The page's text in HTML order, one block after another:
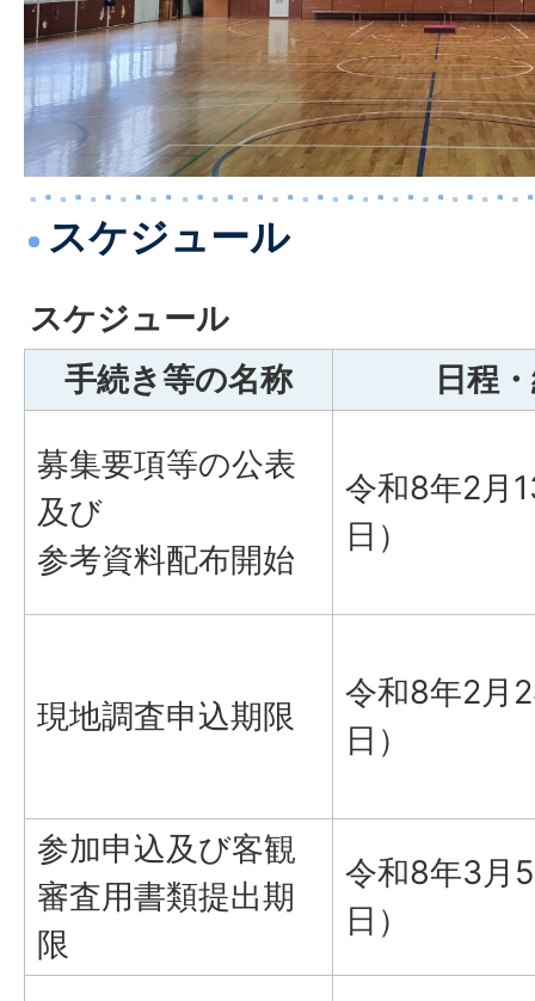
スケジュール
スケジュール
手続き等の名称
日程
募集要項等の公表
及び
参考資料配布開始
令和8年2月
日）
現地調査申込期限
令和8年2月
日）
参加申込及び客観
審査用書類提出期
限
令和8年3月
日）